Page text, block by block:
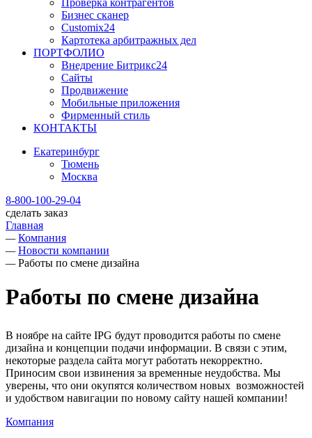
Проверка контрагентов
Бизнес сканер
Customix24
Картотека арбитражных дел
ПОРТФОЛИО
Внедрение Битрикс24
Сайты
Продвижение
Мобильные приложения
Фирменный стиль
КОНТАКТЫ
Екатеринбург
Тюмень
Москва
8-800-100-29-04
сделать заказ
Главная
— Компания
— Новости компании
— Работы по смене дизайна
Работы по смене дизайна
В ноябре на сайте IPG будут проводится работы по смене
дизайна и концепции подачи информации. В связи с этим,
некоторые раздела сайта могут работать некорректно.
Приносим свои извинения за временные неудобства. Мы
уверены, что они окупятся количеством новых возможностей
и удобством навигации по новому сайту нашей компании!
Компания